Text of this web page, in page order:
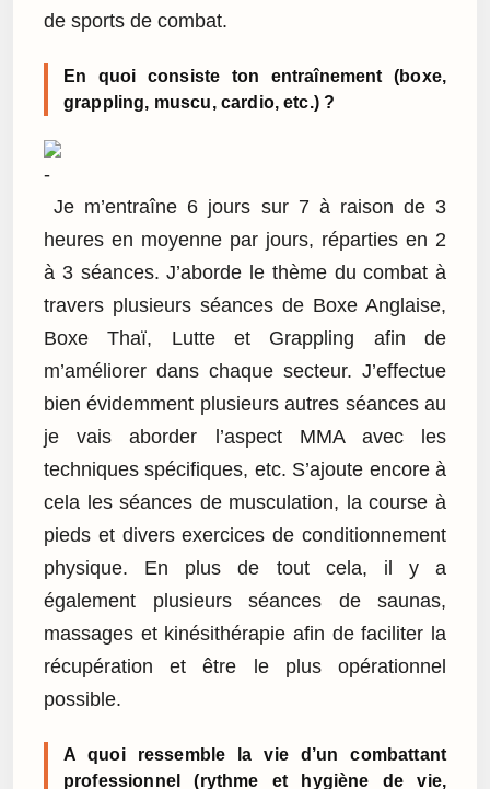
de sports de combat.
En quoi consiste ton entraînement (boxe,
grappling, muscu, cardio, etc.) ?
Je m’entraîne 6 jours sur 7 à raison de 3
heures en moyenne par jours, réparties en 2
à 3 séances. J’aborde le thème du combat à
travers plusieurs séances de Boxe Anglaise,
Boxe Thaï, Lutte et Grappling afin de
m’améliorer dans chaque secteur. J’effectue
bien évidemment plusieurs autres séances au
je vais aborder l’aspect MMA avec les
techniques spécifiques, etc. S’ajoute encore à
cela les séances de musculation, la course à
pieds et divers exercices de conditionnement
physique. En plus de tout cela, il y a
également plusieurs séances de saunas,
massages et kinésithérapie afin de faciliter la
récupération et être le plus opérationnel
possible.
A quoi ressemble la vie d’un combattant
professionnel (rythme et hygiène de vie,